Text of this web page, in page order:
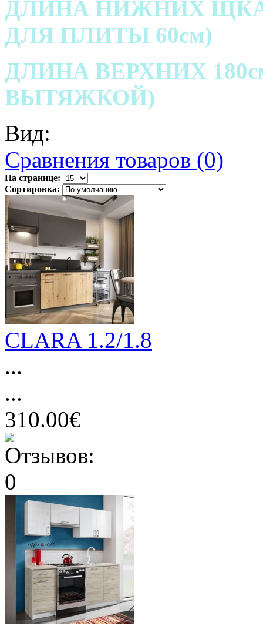
ДЛИНА НИЖНИХ
ДЛЯ ПЛИТЫ 60см)
ДЛИНА ВЕРХНИХ
ВЫТЯЖКОЙ)
Вид:
Сравнения товаров (0)
На странице:
Сортировка:
CLARA 1.2/1.8
...
...
310.00€